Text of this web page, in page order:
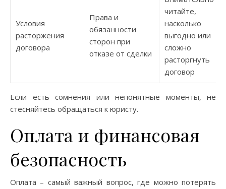
Условия
расторжения
договора
Права и
обязанности
сторон при
отказе от сделки
читайте,
насколько
выгодно или
сложно
расторгнуть
договор
Если есть сомнения или непонятные моменты, не
стесняйтесь обращаться к юристу.
Оплата и финансовая
безопасность
Оплата – самый важный вопрос, где можно потерять